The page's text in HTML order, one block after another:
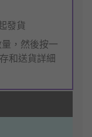
發貨
，然後按一
和送貨詳細